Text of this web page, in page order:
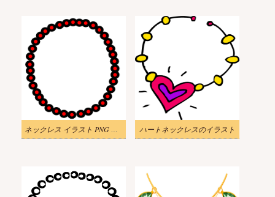
ネックレス イラスト PNG 無料 2 ハートネックレスのイラスト